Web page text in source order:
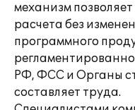
механизм
расчета без
программного
РФ, ФСС и Органы
составляет труда.